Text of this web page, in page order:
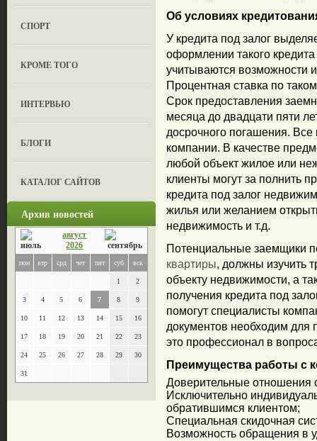
СПОРТ
КРОМЕ ТОГО
ИНТЕРВЬЮ
БЛОГИ
КАТАЛОГ САЙТОВ
Архив новостей
август
2026
пон втр срд чет пят суб вск
1 2
3 4 5 6 7 8 9
10 11 12 13 14 15 16
17 18 19 20 21 22 23
24 25 26 27 28 29 30
31
Об условиях
У кредита под залог
оформлении такого
учитываются возможности
Процентная ставка по
Срок предоставления
месяца до двадцати пяти
досрочного погашения.
компании. В качестве
любой объект жилое или
клиенты могут за полнить
кредита под залог
жилья или желанием
недвижимость и т.д.
Потенциальные заемщики
квартиры, должны изучить
объекту недвижимости, а
получения кредита под
помогут специалисты
документов необходим для
это профессионал в
Преимущества работы с
Доверительные отношения
Исключительно
обратившимся клиентом;
Специальная скидочная
Возможность обращения в